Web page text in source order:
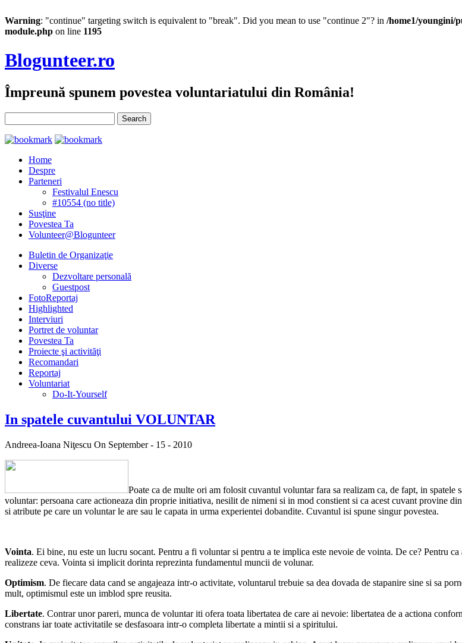
Warning: "continue" targeting switch is equivalent to "break". Did you mean to use "continue 2"? in /home1/youngini/
module.php on line 1195
Blogunteer.ro
Împreună spunem povestea voluntariatului din România!
Home
Despre
Parteneri
Festivalul Enescu
#10554 (no title)
Susţine
Povestea Ta
Volunteer@Blogunteer
Buletin de Organizaţie
Diverse
Dezvoltare personală
Guestpost
FotoReportaj
Highlighted
Interviuri
Portret de voluntar
Povestea Ta
Proiecte şi activităţi
Recomandari
Reportaj
Voluntariat
Do-It-Yourself
In spatele cuvantului VOLUNTAR
Andreea-Ioana Niţescu On September - 15 - 2010
Poate ca de multe ori am folosit cuvantul voluntar fara sa realizam ca, de fapt, in
voluntar: persoana care actioneaza din proprie initiativa, nesilit de nimeni si in mod constient si ca acest cuvant provine
si atribute pe care un voluntar le are sau le capata in urma experientei dobandite. Cuvantul isi spune singur povestea.
Vointa. Ei bine, nu este un lucru socant. Pentru a fi voluntar si pentru a te implica este nevoie de vointa. De ce? Pentru
realizeze ceva. Vointa si implicit dorinta reprezinta fundamentul muncii de volunar.
Optimism. De fiecare data cand se angajeaza intr-o activitate, voluntarul trebuie sa dea dovada de stapanire sine si sa
mult, optimismul este un imblod spre reusita.
Libertate. Contrar unor pareri, munca de voluntar iti ofera toata libertatea de care ai nevoie: libertatea de a actiona
constrans iar toate activitatile se desfasoara intr-o completa libertate a mintii si a spiritului.